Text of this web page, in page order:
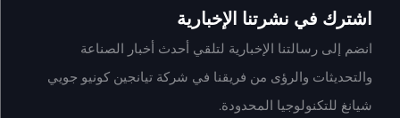
اشترك في نشرتنا الإخبارية
انضم إلى رسالتنا الإخبارية لتلقي أحدث أخبار الصناعة
والتحديثات والرؤى من فريقنا في شركة تيانجين كونيو جويي
شيانغ للتكنولوجيا المحدودة.